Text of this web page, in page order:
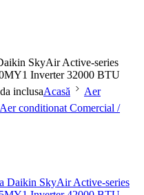
SkyAir Active-series
Inverter 32000 BTU
inclusaAcasă
Aer
Aer conditionat Comercial /